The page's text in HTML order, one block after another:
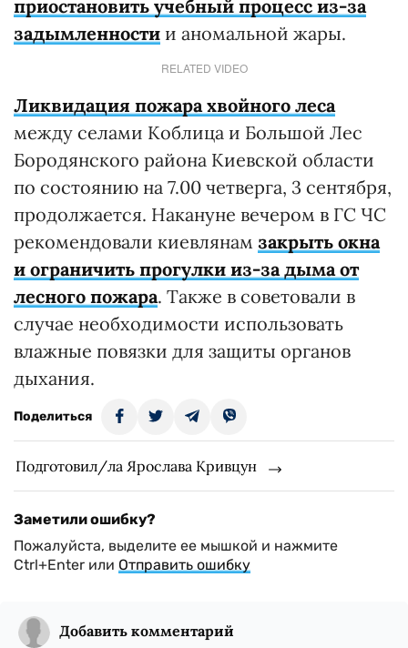
приостановить учебный процесс из-за
задымленности и аномальной жары.
RELATED VIDEO
Ликвидация пожара хвойного леса
между селами Коблица и Большой Лес
Бородянского района Киевской области
по состоянию на 7.00 четверга, 3 сентября,
продолжается. Накануне вечером в ГС ЧС
рекомендовали киевлянам закрыть окна
и ограничить прогулки из-за дыма от
лесного пожара. Также в советовали в
случае необходимости использовать
влажные повязки для защиты органов
дыхания.
Поделиться
Подготовил/ла Ярослава Кривцун
Заметили ошибку?
Пожалуйста, выделите ее мышкой и нажмите
Ctrl+Enter или Отправить ошибку
Добавить комментарий